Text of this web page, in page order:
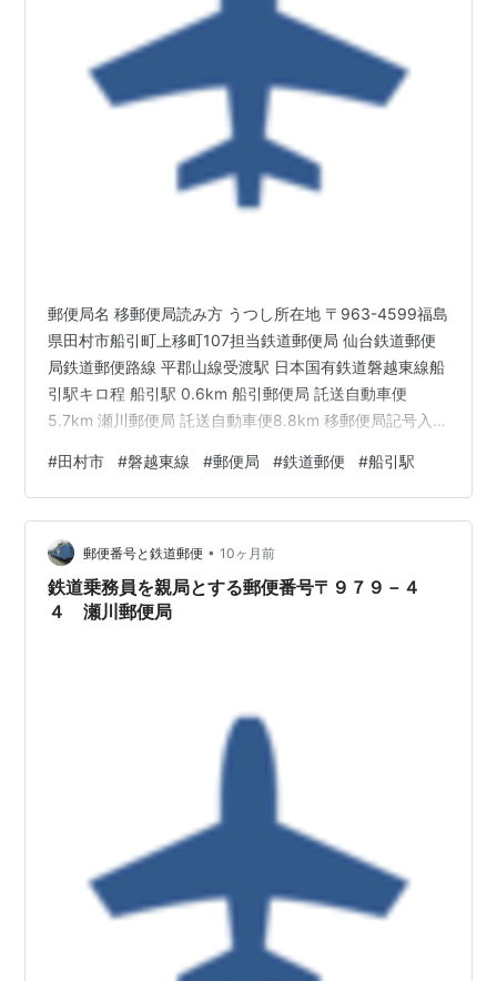
郵便局名 移郵便局読み方 うつし所在地 〒963-4599福島
県田村市船引町上移町107担当鉄道郵便局 仙台鉄道郵便
局鉄道郵便路線 平郡山線受渡駅 日本国有鉄道磐越東線船
引駅キロ程 船引駅 0.6km 船引郵便局 託送自動車便
5.7km 瀬川郵便局 託送自動車便8.8km 移郵便局記号入り
ほと現在の集配区 三春(移)〒963-451930年(昭和5)当時
の集配区域 歴史1903年(明治36)12月10日 移(うつし)郵
便受取所として設置。1904年(明治37)12月19日 廃止。
1904年(明治37)12月20日 移郵便局(三等)…
#田村市 #磐越東線 #郵便局 #鉄道郵便 #船引駅
郵便番号と鉄道郵便 • 10ヶ月前
鉄道乗務員を親局とする郵便番号〒９７９－４
４ 瀬川郵便局